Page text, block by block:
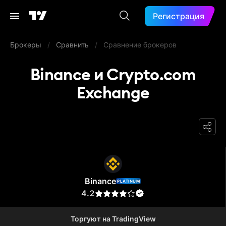
Регистрация
Брокеры / Сравнить / Сравнение брокеров
Binance и Crypto.com
Exchange
Binance PLATINUM
4.2
Торгуют на TradingView